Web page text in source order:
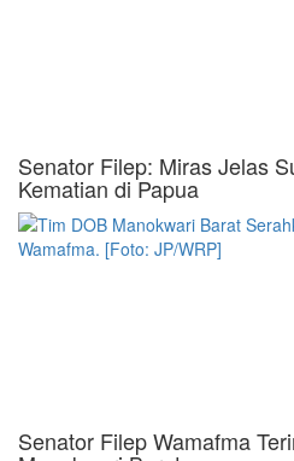
Senator Filep: Miras Jelas
Kematian di Papua
Senator Filep Wamafma